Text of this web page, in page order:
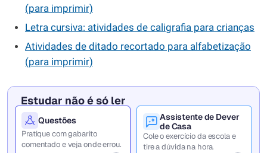
(para imprimir)
Letra cursiva: atividades de caligrafia para crianças
Atividades de ditado recortado para alfabetização
(para imprimir)
Estudar não é só ler
Questões
Pratique com gabarito
comentado e veja onde errou.
Assistente de Dever
de Casa
Cole o exercício da escola e
tire a dúvida na hora.